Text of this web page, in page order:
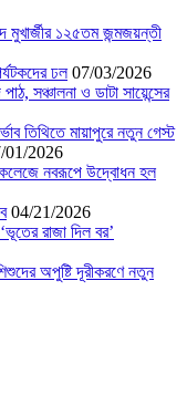
মুখার্জীর ১২৫তম জন্মজয়ন্তী
ঢল 07/03/2026
সঞ্চালনা ও ডাটা সায়েন্সের
তিথিতে মায়াপুরে নতুন গেস্ট
01/2026
নবরূপে উদ্বোধন হল
04/21/2026
রাজা দিল বর’
অপুষ্টি দূরীকরণে নতুন